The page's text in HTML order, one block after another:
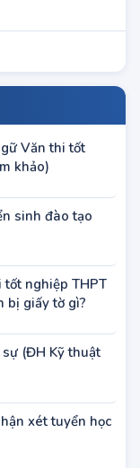
khảo)
bị giấy tờ gì?